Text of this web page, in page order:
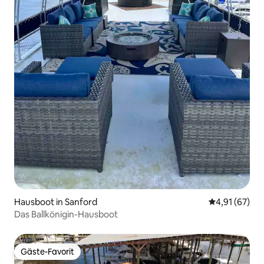
Hausboot in Sanford
4,91 (67)
Das Ballkönigin-Hausboot
Gäste-Favorit
Gäste-Favorit